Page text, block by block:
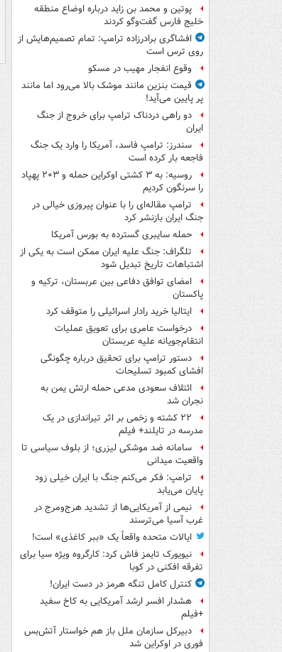
پوتین و محمد بن زاید درباره اوضاع منطقه
خلیج فارس گفت‌وگو کردند
افشاگری برادرزاده ترامپ: تمام تصمیم‌هایش از
روی ترس است
وقوع انفجار مهیب در مسکو
قیمت بنزین مانند موشک بالا می‌رود اما مانند
پر پایین می‌آید!
دو راهی دردناک ترامپ برای خروج از جنگ
ایران
سندرز: ترامپ فاسد، آمریکا را وارد یک جنگ
فاجعه بار کرده است
روسیه: به ۳ کشتی اوکراین حمله و ۲۰۳ پهپاد
را سرنگون کردیم
ترامپ مقاله‌ای را با عنوان پیروزی خیالی در
جنگ ایران بازنشر کرد
حمله سایبری گسترده به بورس آمریکا
تلگراف: جنگ علیه ایران ممکن است به یکی از
اشتباهات تاریخ تبدیل شود
امضای توافق دفاعی بین عربستان، ترکیه و
پاکستان
ایتالیا خرید رادار اسرائیلی را متوقف کرد
درخواست عامری برای تعویق عملیات
انتقام‌جویانه علیه عربستان
دستور ترامپ برای تحقیق درباره چگونگی
افشای کمبود تسلیحات
ائتلاف سعودی مدعی حمله ارتش یمن به
نجران شد
۲۲ کشته و زخمی بر اثر تیراندازی در یک
مدرسه در تایلند+ فیلم
سامانه ضد موشکی لیزری؛ از بلوف سیاسی تا
واقعیت میدانی
ترامپ: فکر می‌کنم جنگ با ایران خیلی زود
پایان می‌یابد
نیمی از آمریکایی‌ها از تشدید هرج‌ومرج در
غرب آسیا می‌ترسند
ایالات متحده واقعاً یک «ببر کاغذی» است!
نیویورک تایمز فاش کرد: کارگروه ویژه سیا برای
تفرقه افکنی در کوبا
کنترل کامل تنگه هرمز در دست ایران!
هشدار افسر ارشد آمریکایی به کاخ سفید
+فیلم
دبیرکل سازمان ملل باز هم خواستار آتش‌بس
فوری در اوکراین شد